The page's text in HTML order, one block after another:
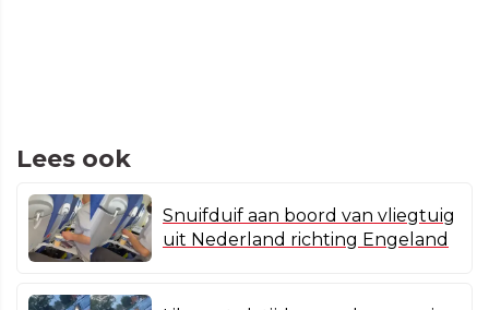
Lees ook
Snuifduif aan boord van vliegtuig
uit Nederland richting Engeland